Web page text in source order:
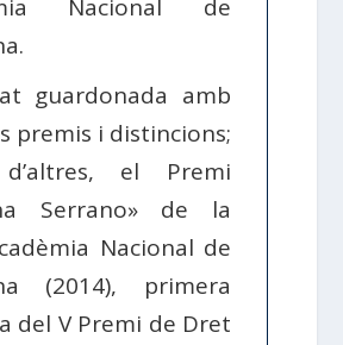
Nacional de
guardonada amb
premis i distincions;
el Premi
Serrano» de la
Nacional de
(2014), primera
del V Premi de Dret